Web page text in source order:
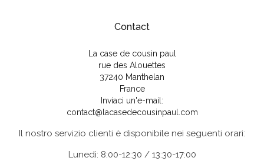
Contact
La case de cousin paul
rue des Alouettes
37240 Manthelan
France
Inviaci un'e-mail:
contact@lacasedecousinpaul.com
Il nostro servizio clienti è disponibile nei seguenti orari:
Lunedì: 8:00-12:30 / 13:30-17:00